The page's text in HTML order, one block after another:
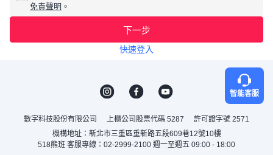
免責聲明 。
下一步
快速登入
智能客服
數字科技股份有限公司 上櫃公司股票代碼 5287
許可證字號 2571
機構地址：新北市三重區重新路五段609巷12號10樓
518熊班 客服專線：02-2999-2100 週一至週五 09:00 - 18:00